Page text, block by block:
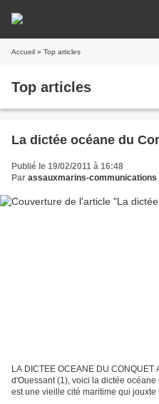
Accueil » Top articles
Top articles
La dictée océane du
Publié le 19/02/2011 à 16:48
Par assauxmarins-communications
LA DICTEE OCEANE DU
d'Ouessant (1), voici la dictée
est une vieille cité maritime qui